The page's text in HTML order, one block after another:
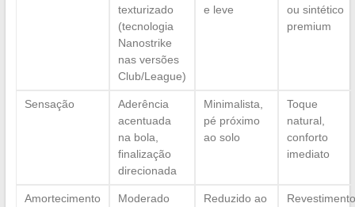
texturizado
(tecnologia
Nanostrike
nas versões
Club/League)
e leve
ou sintético
premium
Sensação
Aderência
acentuada
na bola,
finalização
direcionada
Minimalista,
pé próximo
ao solo
Toque
natural,
conforto
imediato
Amortecimento
Moderado
Reduzido ao
Revestimento